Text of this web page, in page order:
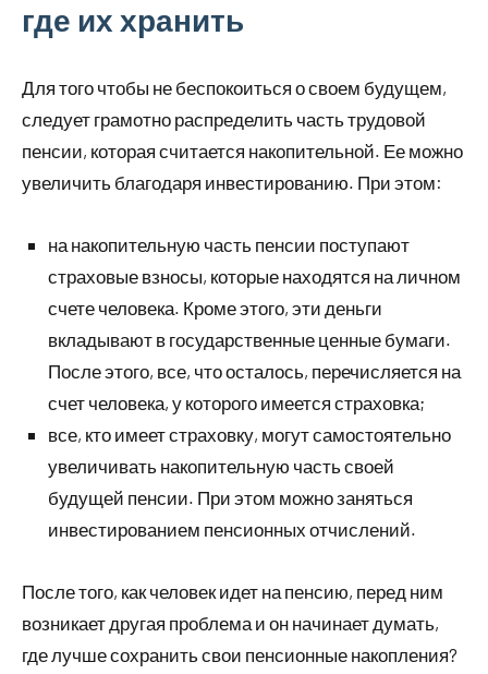
где их хранить
Для того чтобы не беспокоиться о своем будущем,
следует грамотно распределить часть трудовой
пенсии, которая считается накопительной. Ее можно
увеличить благодаря инвестированию. При этом:
на накопительную часть пенсии поступают
страховые взносы, которые находятся на личном
счете человека. Кроме этого, эти деньги
вкладывают в государственные ценные бумаги.
После этого, все, что осталось, перечисляется на
счет человека, у которого имеется страховка;
все, кто имеет страховку, могут самостоятельно
увеличивать накопительную часть своей
будущей пенсии. При этом можно заняться
инвестированием пенсионных отчислений.
После того, как человек идет на пенсию, перед ним
возникает другая проблема и он начинает думать,
где лучше сохранить свои пенсионные накопления?